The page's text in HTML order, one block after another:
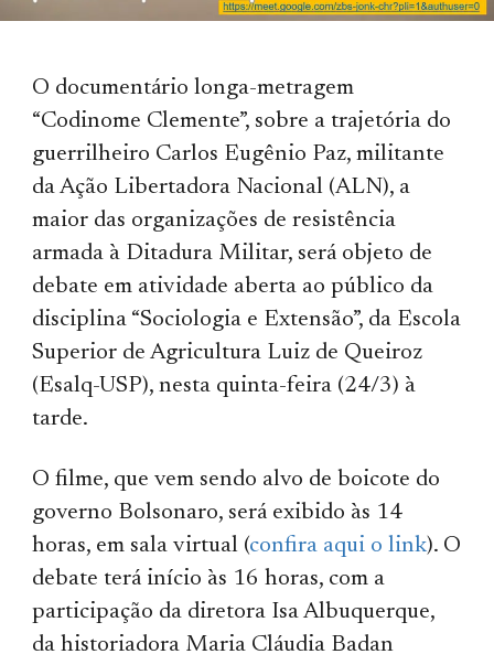
O documentário longa-metragem
“Codinome Clemente”, sobre a trajetória do
guerrilheiro Carlos Eugênio Paz, militante
da Ação Libertadora Nacional (ALN), a
maior das organizações de resistência
armada à Ditadura Militar, será objeto de
debate em atividade aberta ao público da
disciplina “Sociologia e Extensão”, da Escola
Superior de Agricultura Luiz de Queiroz
(Esalq-USP), nesta quinta-feira (24/3) à
tarde.
O filme, que vem sendo alvo de boicote do
governo Bolsonaro, será exibido às 14
horas, em sala virtual (confira aqui o link). O
debate terá início às 16 horas, com a
participação da diretora Isa Albuquerque,
da historiadora Maria Cláudia Badan